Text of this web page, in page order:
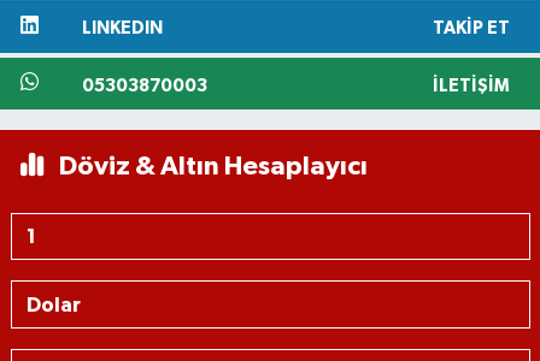
LINKEDIN TAKIP ET
05303870003 İLETIŞIM
Döviz & Altın Hesaplayıcı